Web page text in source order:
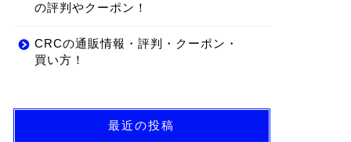
の評判やクーポン！
CRCの通販情報・評判・クーポン・
買い方！
最近の投稿